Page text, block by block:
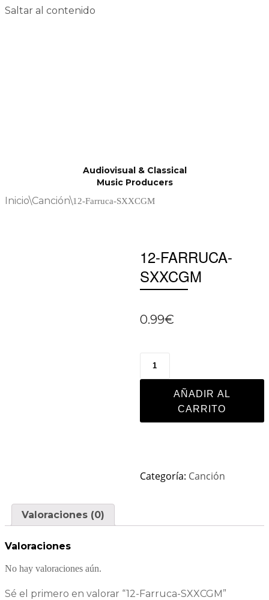
Saltar al contenido
Audiovisual & Classical
Music Producers
Inicio\Canción\12-Farruca-SXXCGM
12-FARRUCA-
SXXCGM
0.99€
AÑADIR AL
CARRITO
Categoría: Canción
Valoraciones (0)
Valoraciones
No hay valoraciones aún.
Sé el primero en valorar “12-Farruca-SXXCGM”